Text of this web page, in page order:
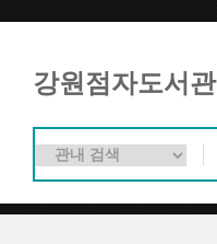
강원점자도서관